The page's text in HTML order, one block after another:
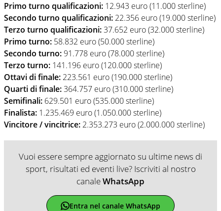
Primo turno qualificazioni: 12.943 euro (11.000 sterline)
Secondo turno qualificazioni: 22.356 euro (19.000 sterline)
Terzo turno qualificazioni:37.652 euro (32.000 sterline)
Primo turno: 58.832 euro (50.000 sterline)
Secondo turno: 91.778 euro (78.000 sterline)
Terzo turno: 141.196 euro (120.000 sterline)
Ottavi di finale: 223.561 euro (190.000 sterline)
Quarti di finale:364.757 euro (310.000 sterline)
Semifinali: 629.501 euro (535.000 sterline)
Finalista: 1.235.469 euro (1.050.000 sterline)
Vincitore / vincitrice: 2.353.273 euro (2.000.000 sterline)
Vuoi essere sempre aggiornato su ultime news di
sport, risultati ed eventi live? Iscriviti al nostro
canaleWhatsApp
Entra nel canale WhatsApp